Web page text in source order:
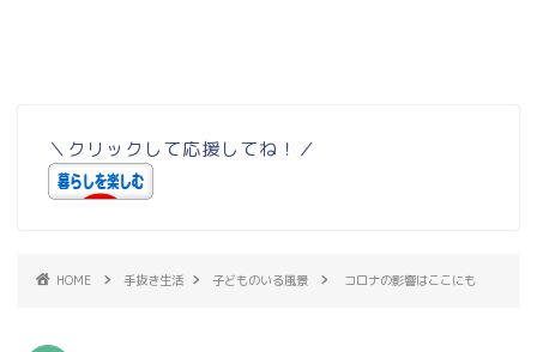
＼クリックして応援してね！／
HOME 手抜き生活 子どものいる風景 コロナの影響はここにも